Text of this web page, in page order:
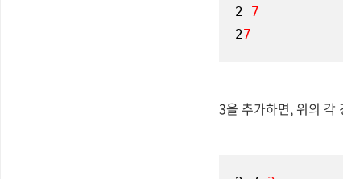
2 7
27
3을 추가하면, 위의 각